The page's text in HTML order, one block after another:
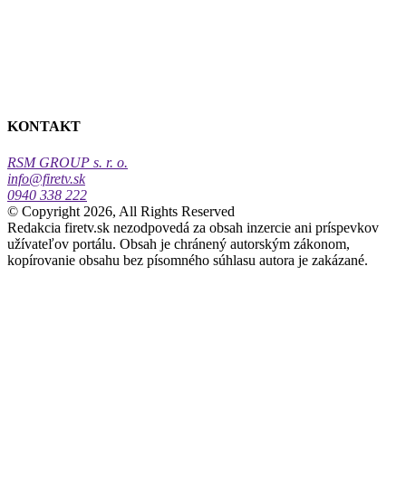
KONTAKT
RSM GROUP s. r. o.
info@firetv.sk
0940 338 222
© Copyright 2026, All Rights Reserved
Redakcia firetv.sk nezodpovedá za obsah inzercie ani príspevkov
užívateľov portálu. Obsah je chránený autorským zákonom,
kopírovanie obsahu bez písomného súhlasu autora je zakázané.